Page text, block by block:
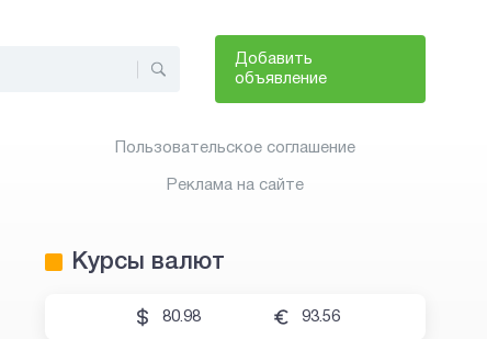
Добавить
объявление
Пользовательское соглашение
Реклама на сайте
Курсы валют
80.98 93.56